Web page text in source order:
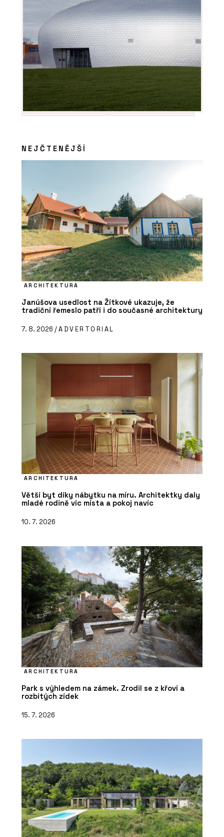
PRODUKTY
Luxusní vinylové dílce
Allura - Forbo Flooring
Systems
NEJČTENĚJŠÍ
ARCHITEKTURA
Janúšova usedlost na Žítkové ukazuje, že
tradiční řemeslo patří i do současné architektury
7. 8. 2026 /ADVERTORIAL
ARCHITEKTURA
Větší byt díky nábytku na míru. Architektky daly
mladé rodině víc místa a pokoj navíc
10. 7. 2026
ARCHITEKTURA
Park s výhledem na zámek. Zrodil se z křoví a
rozbitých zídek
15. 7. 2026